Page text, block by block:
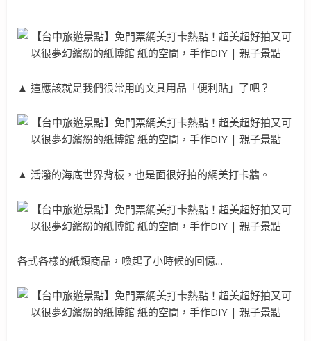
▲ 這應該就是我們很常用的文具用品「便利貼」了吧？
▲ 活潑的海底世界背板，也是面很好拍的網美打卡牆。
各式各樣的紙類商品，喚起了小時候的回憶…